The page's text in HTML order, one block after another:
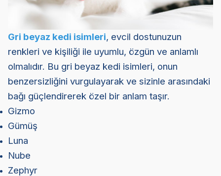
Gri beyaz kedi isimleri, evcil dostunuzun
renkleri ve kişiliği ile uyumlu, özgün ve anlamlı
olmalıdır. Bu gri beyaz kedi isimleri, onun
benzersizliğini vurgulayarak ve sizinle arasındaki
bağı güçlendirerek özel bir anlam taşır.
Gizmo
Gümüş
Luna
Nube
Zephyr